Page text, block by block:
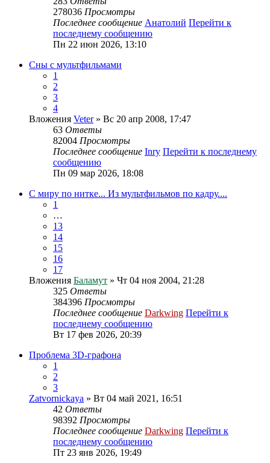
278036 Просмотры
Последнее сообщение Анатолий Перейти к
последнему сообщению
Пн 22 июн 2026, 13:10
Сны с мультфильмами
1
2
3
4
Вложения Veter» Вс 20 апр 2008, 17:47
63 Ответы
82004 Просмотры
Последнее сообщение Inry Перейти к последнему
сообщению
Пн 09 мар 2026, 18:08
С миру по нитке... Из мультфильмов по кадру....
1
…
13
14
15
16
17
Вложения Баламут » Чт 04 ноя 2004, 21:28
325 Ответы
384396 Просмотры
Последнее сообщение Darkwing Перейти к
последнему сообщению
Вт 17 фев 2026, 20:39
Проблема 3D-графона
1
2
3
Zatvornickaya » Вт 04 май 2021, 16:51
42 Ответы
98392 Просмотры
Последнее сообщение Darkwing Перейти к
последнему сообщению
Пт 23 янв 2026, 19:49